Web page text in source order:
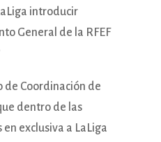
introducir
General de la RFEF
de Coordinación de
dentro de las
exclusiva a LaLiga